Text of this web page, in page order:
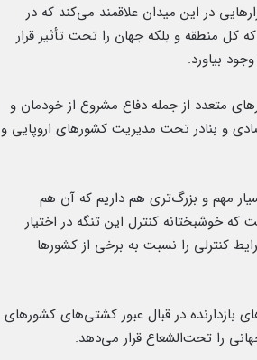
در این میدان علاقمند می‌کند که در
کل منطقه و بلکه جهان را تحت تأثیر قرار
بیاورد.
متعدد از جمله دفاع مشروع از خودمان و
و بنادر تحت مدیریت کشورهای اروپایی و
مهم و بزرگ‌تری هم داریم که آن هم
خوشبختانه کنترل این تنگه در اختیار
کنترلی را نسبت به برخی از کشورها
بازدارنده در قبال عبور کشتی‌های کشورهای
را تحت‌الشعاع قرار می‌دهد.